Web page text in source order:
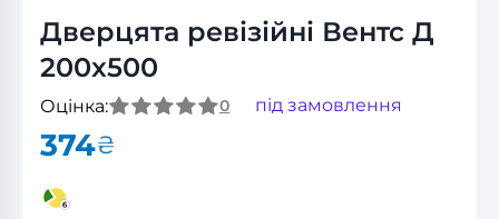
Дверцята ревізійні Вентс Д
200x500
Оцінка: 0 під замовлення
374₴